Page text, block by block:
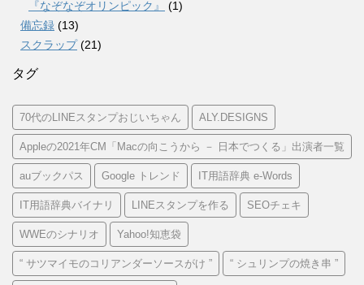
『なぞなぞオリンピック』
(1)
備忘録 (13)
スクラップ(21)
タグ
70代のLINEスタンプおじいちゃん ALY.DESIGNS
Appleの2021年CM「Macの向こうから － 日本でつくる」出演者一覧
auブックパス Google トレンド IT用語辞典 e-Words
IT用語辞典バイナリ LINEスタンプを作る SEOチェキ
WWEのシナリオ Yahoo!知恵袋
“ サツマイモのコリアンダーソースがけ ” “ シュリンプの焼き串 ”